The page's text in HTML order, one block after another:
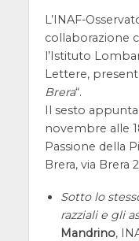
L’INAF-
collaborazione
l’Istituto
Lettere,
Brera“.
Il sesto
novembre alle
Passione della
Brera, via Brera
Sotto lo
razziali e gli
Mandrino,